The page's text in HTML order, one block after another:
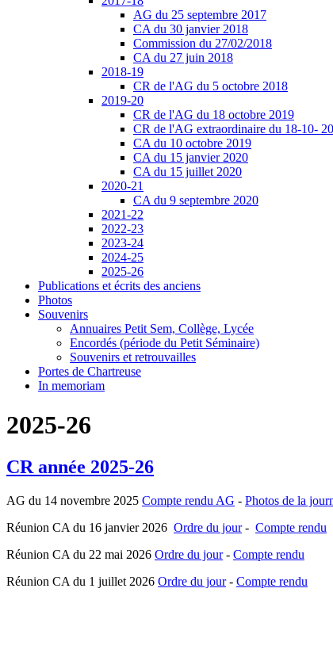
AG du 25 septembre 2017
CA du 30 janvier 2018
Commission du 27/02/2018
CA du 27 juin 2018
2018-19
CR de l'AG du 5 octobre 2018
2019-20
CR de l'AG du 18 octobre 2019
CR de l'AG extraordinaire du 18-10-
CA du 10 octobre 2019
CA du 15 janvier 2020
CA du 15 juillet 2020
2020-21
CA du 9 septembre 2020
2021-22
2022-23
2023-24
2024-25
2025-26
Publications et écrits des anciens
Photos
Souvenirs
Annuaires Petit Sem, Collège, Lycée
Encordés (période du Petit Séminaire)
Souvenirs et retrouvailles
Portes de Chartreuse
In memoriam
2025-26
CR année 2025-26
AG du 14 novembre 2025 Compte rendu AG - Photos de la
Réunion CA du 16 janvier 2026 Ordre du jour- Compte rendu
Réunion CA du 22 mai 2026 Ordre du jour- Compte rendu
Réunion CA du 1 juillet 2026 Ordre du jour- Compte rendu